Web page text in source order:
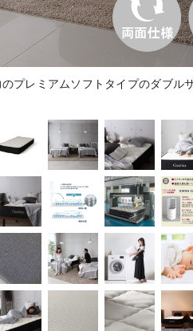
プレミアムソフトタイプのダブル